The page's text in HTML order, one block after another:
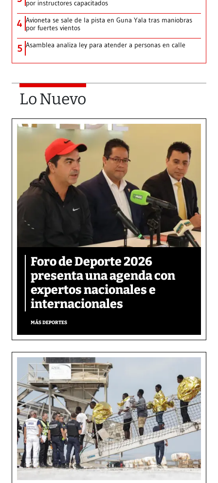
por instructores capacitados
4 Avioneta se sale de la pista en Guna Yala tras maniobras
por fuertes vientos
5 Asamblea analiza ley para atender a personas en calle
Lo Nuevo
Foro de Deporte 2026
presenta una agenda con
expertos nacionales e
internacionales
MÁS DEPORTES